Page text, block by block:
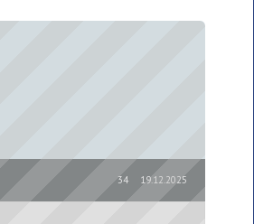
19.12.2025
34